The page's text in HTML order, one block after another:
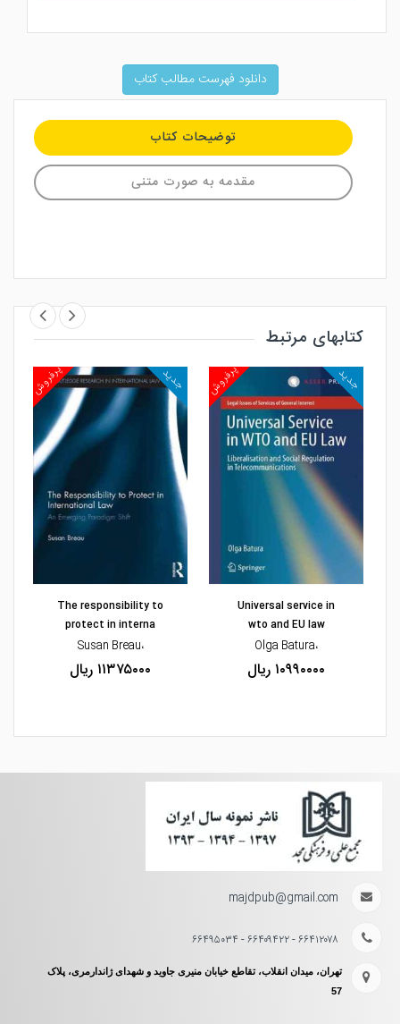
دانلود فهرست مطالب کتاب
توضیحات کتاب
مقدمه به صورت متنی
کتابهای مرتبط
مشاهده و خرید
پرفروش جدید
Universal service in
wto and EU law
،Olga Batura
۱۰۹۹۰۰۰۰ ریال
پرفروش جدید
The responsibility to
protect in interna
،Susan Breau
۱۱۳۷۵۰۰۰ ریال
majdpub@gmail.com
۶۶۴۱۲۰۷۸ - ۶۶۴۰۹۴۲۲ - ۶۶۴۹۵۰۳۴
تهران، میدان انقلاب، تقاطع خیابان منیری جاوید و شهدای ژاندارمری، پلاک
57